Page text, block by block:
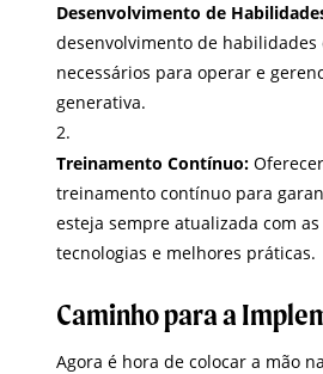
Desenvolvimento de
desenvolvimento de habilidades
necessários para operar e
generativa.
Treinamento Contínuo:
treinamento contínuo para
esteja sempre atualizada com
tecnologias e melhores práticas.
Caminho para a
Agora é hora de colocar a mão